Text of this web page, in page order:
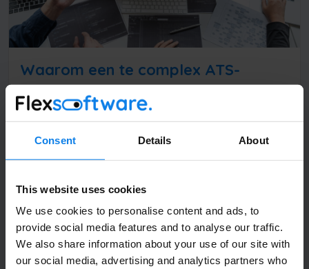
Consent Details About
This website uses cookies
We use cookies to personalise content and ads, to
provide social media features and to analyse our traffic.
We also share information about your use of our site with
our social media, advertising and analytics partners who
Waarom een te complex ATS-
systeem je recruitmentproces
vertraagt
Nieuws Tips & Tricks
je kandidaten en opdrachtgevers. Toch gaat er in
de praktijk vaak...
Volledige Naam
Bedrijfsnaam